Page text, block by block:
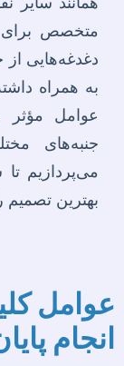
متخصص برای
دغدغه‌هایی از
به همراه
عوامل مؤثر
جنبه‌های
می‌پردازیم
بهترین تصمیم
عوامل
انجام